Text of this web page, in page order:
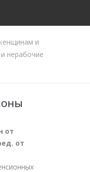
и
нерабочие
от
от